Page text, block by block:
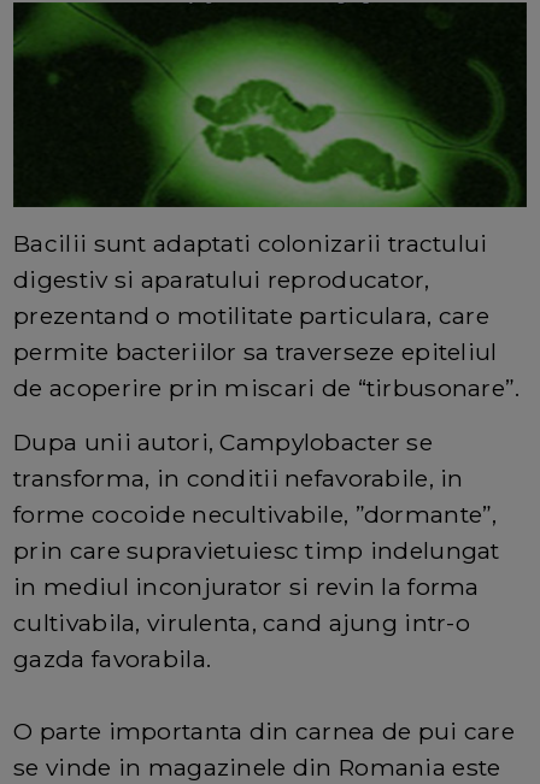
Bacilii sunt adaptati colonizarii tractului
digestiv si aparatului reproducator,
prezentand o motilitate particulara, care
permite bacteriilor sa traverseze epiteliul
de acoperire prin miscari de “tirbusonare”.
Dupa unii autori, Campylobacter se
transforma, in conditii nefavorabile, in
forme cocoide necultivabile, ”dormante”,
prin care supravietuiesc timp indelungat
in mediul inconjurator si revin la forma
cultivabila, virulenta, cand ajung intr-o
gazda favorabila.
O parte importanta din carnea de pui care
se vinde in magazinele din Romania este